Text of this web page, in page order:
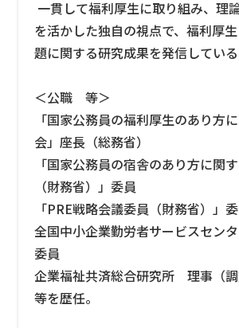
一貫して福利厚生に取り組み、理
を活かした独自の視点で、福利厚
題に関する研究成果を発信している
＜公職 等＞
「国家公務員の福利厚生のあり方
会」座長（総務省）
「国家公務員の宿舎のあり方に関
（財務省）」委員
「PRE戦略会議委員（財務省）」
全国中小企業勤労者サービスセン
委員
企業福祉共済総合研究所 理事（調
等を歴任。